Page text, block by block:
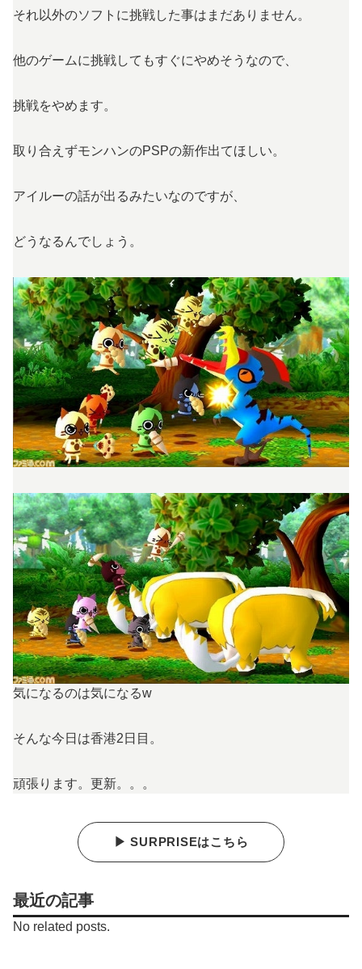
それ以外のソフトに挑戦した事はまだありません。
他のゲームに挑戦してもすぐにやめそうなので、
挑戦をやめます。
取り合えずモンハンのPSPの新作出てほしい。
アイルーの話が出るみたいなのですが、
どうなるんでしょう。
気になるのは気になるw
そんな今日は香港2日目。
頑張ります。更新。。。
▶ SURPRISEはこちら
最近の記事
No related posts.